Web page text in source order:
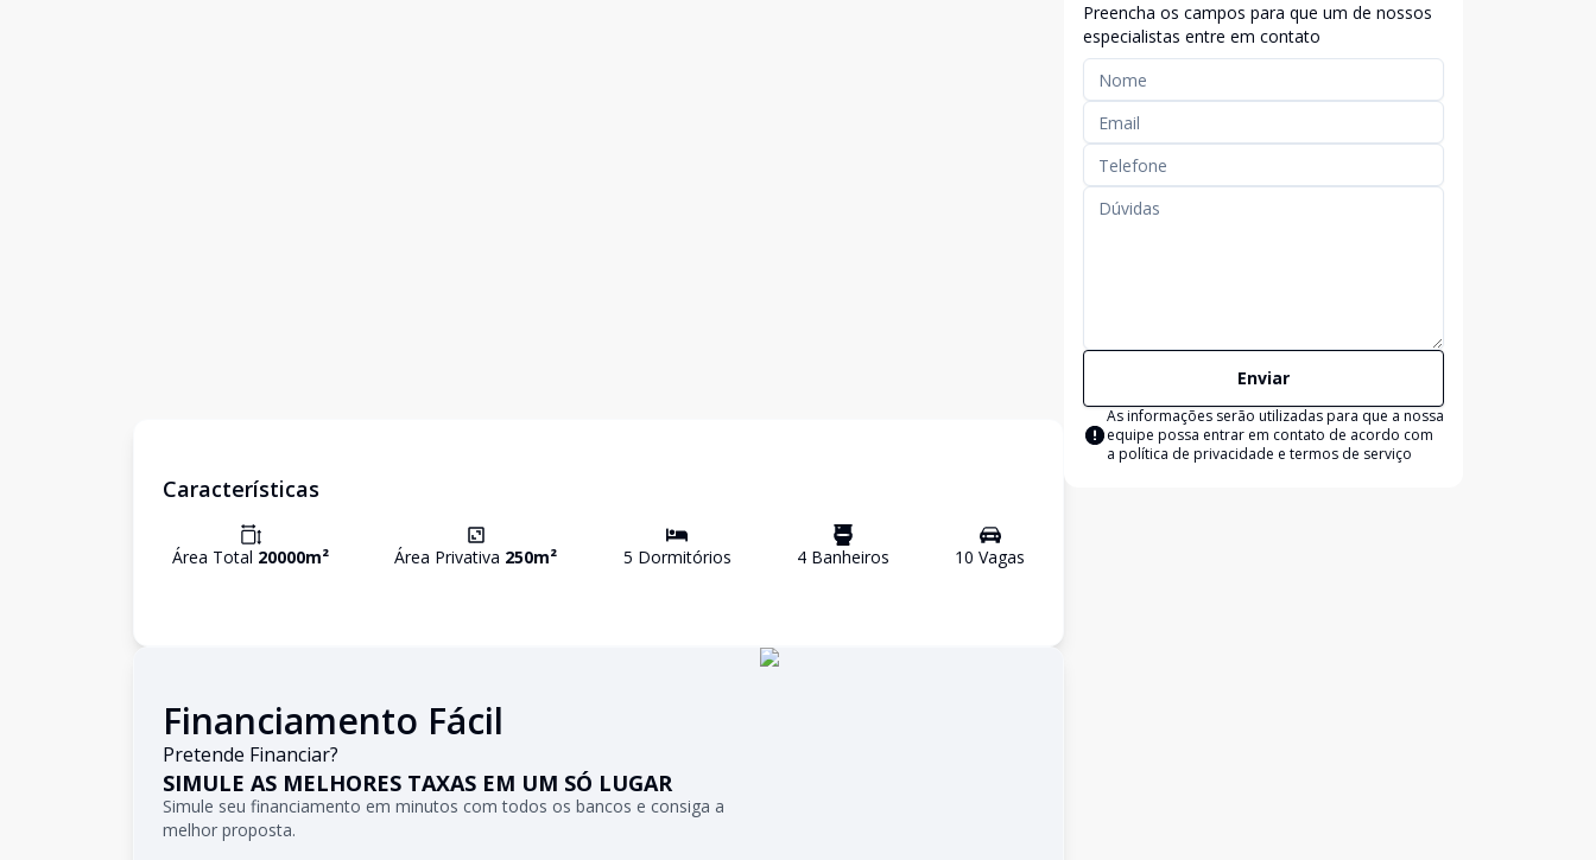
Características
Área Total 20000m² Área Privativa 250m² 5 Dormitórios 4Banheiros 10 Vagas
Financiamento Fácil
Pretende Financiar?
SIMULE AS MELHORES TAXAS EM UM SÓ LUGAR
Simule seu financiamento em minutos com todos os bancos e consiga a
melhor proposta.
Preencha os campos para que um de nossos
especialistas entre em contato
Enviar
As informações serão utilizadas para que a nossa
equipe possa entrar em contato de acordo com
a política de privacidade e termos de serviço